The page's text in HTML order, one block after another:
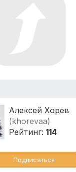
Алексей Хорев
(khorevaa)
Рейтинг: 114
Подписаться